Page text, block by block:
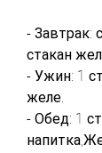
- Завтрак:
стакан
- Ужин: 1
желе.
- Обед: 1